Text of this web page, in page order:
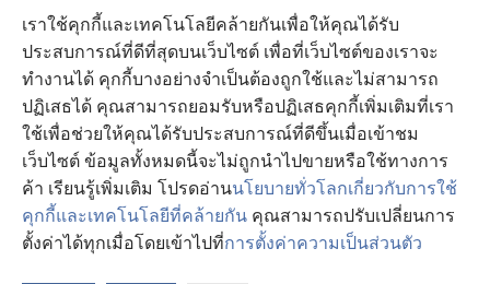
เราใช้คุกกี้และเทคโนโลยีคล้ายกันเพื่อให้คุณได้รับ
ประสบการณ์ที่ดีที่สุดบนเว็บไซต์ เพื่อที่เว็บไซต์ของเราจะ
ทำงานได้ คุกกี้บางอย่างจำเป็นต้องถูกใช้และไม่สามารถ
ปฏิเสธได้ คุณสามารถยอมรับหรือปฏิเสธคุกกี้เพิ่มเติมที่เรา
ใช้เพื่อช่วยให้คุณได้รับประสบการณ์ที่ดีขึ้นเมื่อเข้าชม
เว็บไซต์ ข้อมูลทั้งหมดนี้จะไม่ถูกนำไปขายหรือใช้ทางการ
ค้า เรียนรู้เพิ่มเติม โปรดอ่านนโยบายทั่วโลกเกี่ยวกับการใช้
คุกกี้และเทคโนโลยีที่คล้ายกัน คุณสามารถปรับเปลี่ยนการ
ตั้งค่าได้ทุกเมื่อโดยเข้าไปที่การตั้งค่าความเป็นส่วนตัว
หน้าต่าง
ใหม่) JW Library®
ห้องสมุดว็อชเทาเวอร์
Copyright© 2026 Watch Tower Bible and Tract Society of Pennsylvania.
เงื่อนไขการใช้งาน| นโยบายการคุ้มครองข้อมูลส่วนบุคคล |การตั้งค่า